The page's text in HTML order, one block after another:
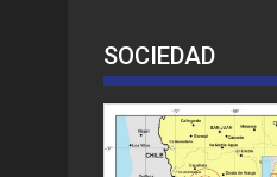
SOCIEDAD